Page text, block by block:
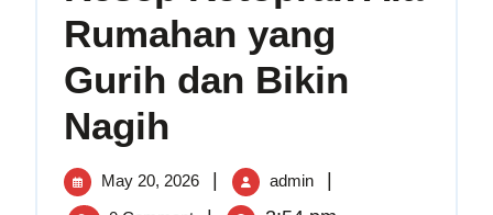
Rumahan yang
Gurih dan Bikin
Nagih
Rumahan
yang
May 20, 2026
May
20,
| admin
Resep
Ketoprak
|